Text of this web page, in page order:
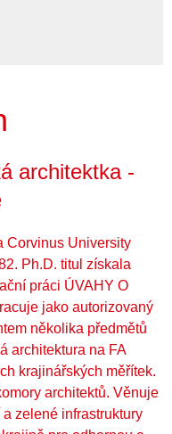
architektka -
Corvinus University
Ph.D. titul získala
práci ÚVAHY O
jako autorizovaný
několika předmětů
architektura na FA
krajinářských měřítek.
architektů. Věnuje
zelené infrastruktury